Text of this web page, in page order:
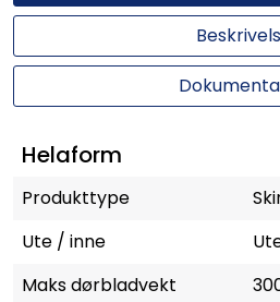
Helaform
Produkttype
Ute / inne
Maks dørbladvekt